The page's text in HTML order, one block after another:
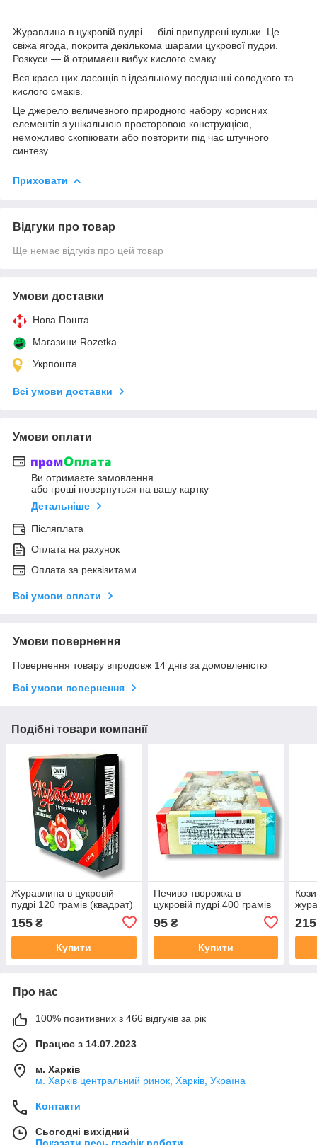
Журавлина в цукровій пудрі — білі припудрені кульки. Це
свіжа ягода, покрита декількома шарами цукрової пудри.
Розкуси — й отримаєш вибух кислого смаку.
Вся краса цих ласощів в ідеальному поєднанні солодкого та
кислого смаків.
Це джерело величезного природного набору корисних
елементів з унікальною просторовою конструкцією,
неможливо скопіювати або повторити під час штучного
синтезу.
Приховати
Відгуки про товар
Ще немає відгуків про цей товар
Умови доставки
Нова Пошта
Магазини Rozetka
Укрпошта
Всі умови доставки
Умови оплати
Ви отримаєте замовлення
або гроші повернуться на вашу картку
Детальніше
Післяплата
Оплата на рахунок
Оплата за реквізитами
Всі умови оплати
Умови повернення
Повернення товару впродовж 14 днів за домовленістю
Всі умови повернення
Подібні товари компанії
Журавлина в цукровій
пудрі 120 грамів (квадрат)
155 ₴
Купити
Печиво творожка в
цукровій пудрі 400 грамів
95₴
Купити
215
Про нас
100% позитивних з 466 відгуків за рік
Працює з 14.07.2023
м. Харків
м. Харків центральний ринок, Харків, Україна
Контакти
Сьогодні вихідний